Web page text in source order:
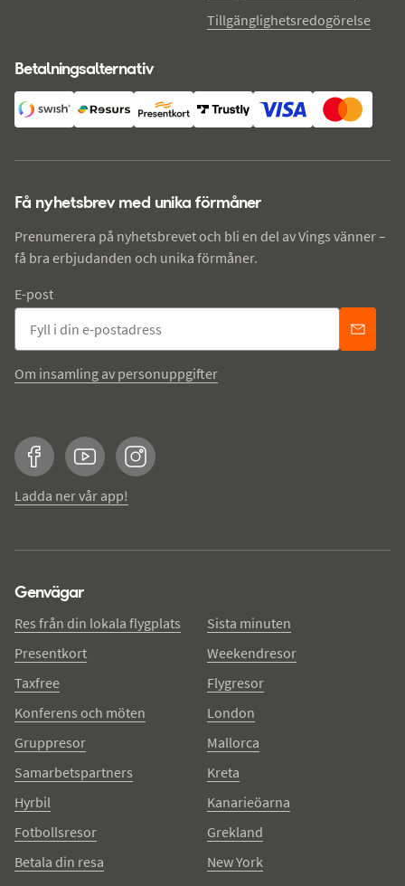
Tillgänglighetsredogörelse
Betalningsalternativ
Få nyhetsbrev med unika förmåner
Prenumerera på nyhetsbrevet och bli en del av Vings vänner –
få bra erbjudanden och unika förmåner.
E-post
Om insamling av personuppgifter
FacebookYouTubeInstagram
Ladda ner vår app!
Genvägar
Res från din lokala flygplats
Presentkort
Taxfree
Konferens och möten
Gruppresor
Samarbetspartners
Hyrbil
Fotbollsresor
Betala din resa
Sista minuten
Weekendresor
Flygresor
London
Mallorca
Kreta
Kanarieöarna
Grekland
New York